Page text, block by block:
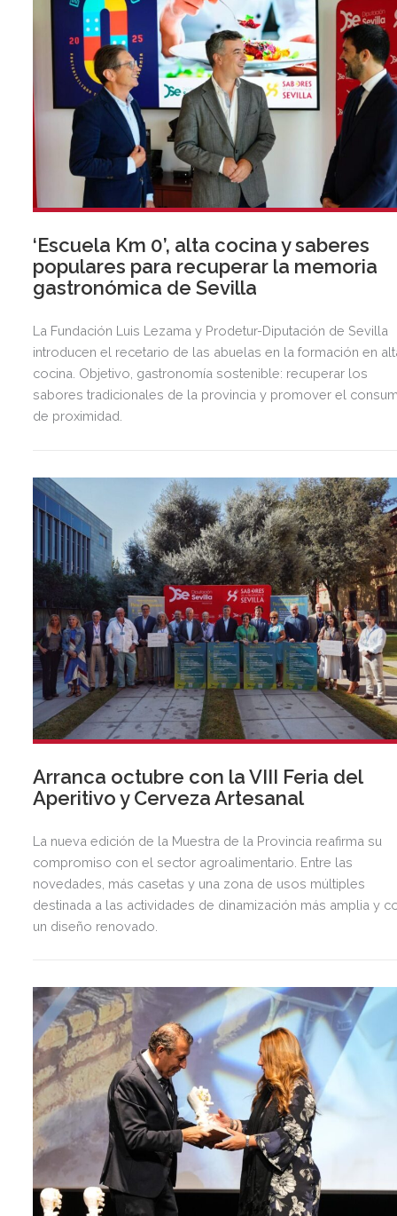
‘Escuela Km 0’, alta cocina y saberes
populares para recuperar la memoria
gastronómica de Sevilla
La Fundación Luis Lezama y Prodetur-Diputación de Sevilla
introducen el recetario de las abuelas en la formación en
cocina. Objetivo, gastronomía sostenible: recuperar los
sabores tradicionales de la provincia y promover el
de proximidad.
Arranca octubre con la VIII Feria del
Aperitivo y Cerveza Artesanal
La nueva edición de la Muestra de la Provincia reafirma su
compromiso con el sector agroalimentario. Entre las
novedades, más casetas y una zona de usos múltiples
destinada a las actividades de dinamización más amplia y
un diseño renovado.